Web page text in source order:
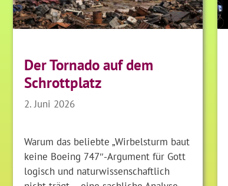
Der Tornado auf dem
Schrottplatz
2. Juni 2026
Warum das beliebte „Wirbelsturm baut
keine Boeing 747″-Argument für Gott
logisch und naturwissenschaftlich